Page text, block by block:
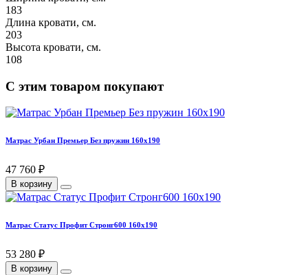
183
Длина кровати, см.
203
Высота кровати, см.
108
С этим товаром покупают
Матрас Урбан Премьер Без пружин 160х190
47 760 ₽
В корзину
Матрас Статус Профит Стронг600 160х190
53 280 ₽
В корзину